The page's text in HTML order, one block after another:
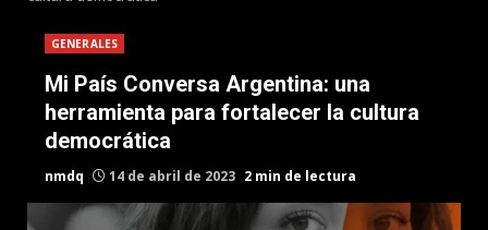
GENERALES
Mi País Conversa Argentina: una
herramienta para fortalecer la cultura
democrática
nmdq 14 de abril de 2023 2 min de lectura